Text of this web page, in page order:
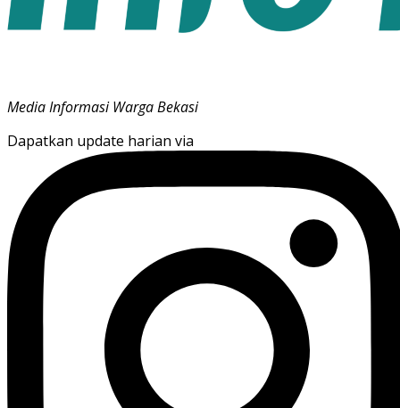
Media Informasi Warga Bekasi
Dapatkan update harian via